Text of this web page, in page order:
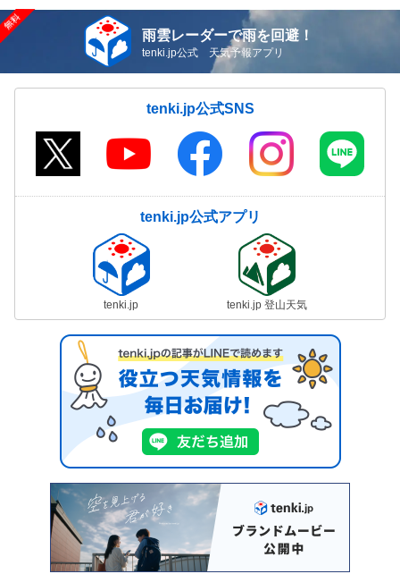
雨雲レーダーで雨を回避！
tenki.jp公式 天気予報アプリ
tenki.jp公式SNS
tenki.jp公式アプリ
tenki.jp tenki.jp 登山天気